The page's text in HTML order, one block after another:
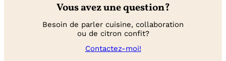
Vous avez une question?
Besoin de parler cuisine, collaboration
ou de citron confit?
Contactez-moi!